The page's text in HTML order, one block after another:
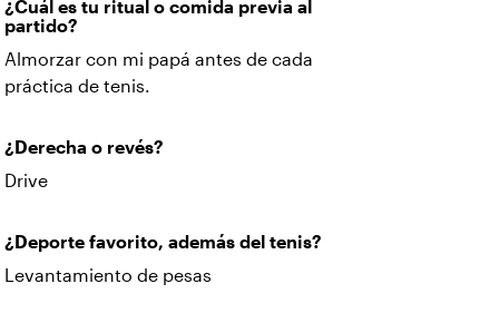
¿Cuál es tu ritual o comida previa al
partido?
Almorzar con mi papá antes de cada
práctica de tenis.
¿Derecha o revés?
Drive
¿Deporte favorito, además del tenis?
Levantamiento de pesas